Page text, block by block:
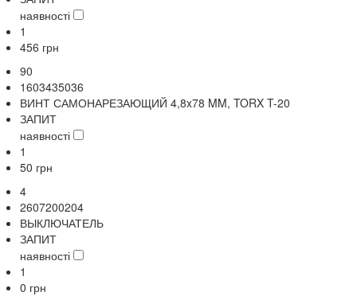
наявності
1
456 грн
90
1603435036
ВИНТ САМОНАРЕЗАЮЩИЙ 4,8x78 MM, TORX T-20
ЗАПИТ
наявності
1
50 грн
4
2607200204
ВЫКЛЮЧАТЕЛЬ
ЗАПИТ
наявності
1
0 грн